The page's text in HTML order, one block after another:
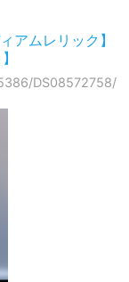
アムレリック】
DS08572758/